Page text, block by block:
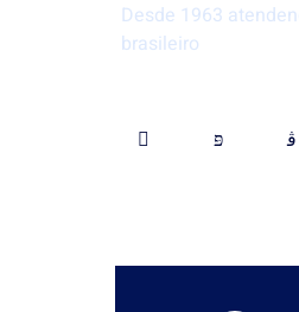
Desde 1963
brasileiro